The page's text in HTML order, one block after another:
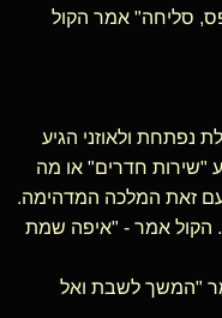
סליחה" אמר הקול
נפתחת ולאוזני הגיע
"שירות חדרים" או מה
זאת המלכה המדהימה.
הקול אמר - "איפה שמת
"המשך לשבת ואל